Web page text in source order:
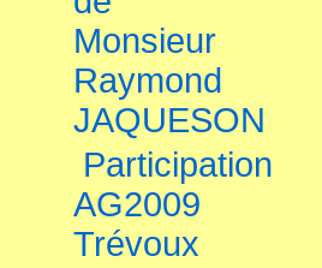
Monsieur
Raymond
JAQUESON
Participation
AG2009
Trévoux